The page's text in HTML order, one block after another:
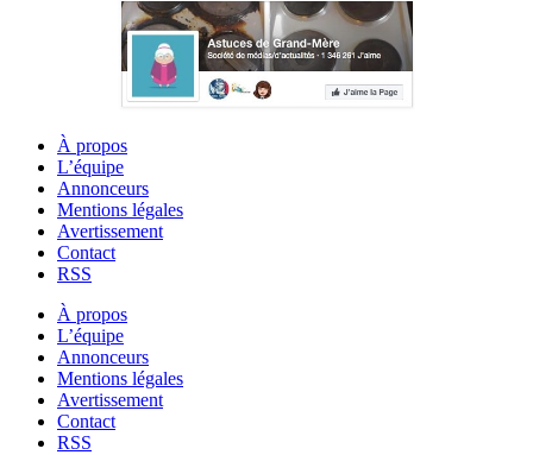
À propos
L’équipe
Annonceurs
Mentions légales
Avertissement
Contact
RSS
À propos
L’équipe
Annonceurs
Mentions légales
Avertissement
Contact
RSS